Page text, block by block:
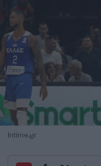
Intime.gr